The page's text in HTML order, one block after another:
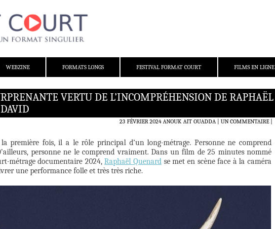
WEBZINE FORMATS LONGS FESTIVAL FORMAT COURT FILMS EN LIGNE
VERTU DE L’INCOMPRÉHENSION DE RAPHAËL
23 FÉVRIER 2024 ANOUK AIT OUADDA UN COMMENTAIRE|
première fois, il a le rôle principal d’un long-métrage. Personne ne comprend
personne ne le comprend vraiment. Dans un film de 25 minutes nommé
métrage documentaire 2024,Raphaël Quenard se met en scène face à la caméra
une performance folle et très très riche.